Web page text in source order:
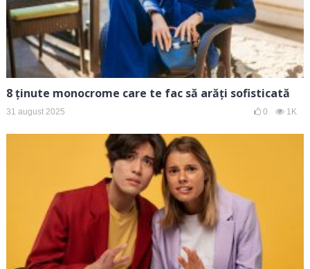
8 ținute monocrome care te fac să arăți sofisticată
31 august 2025 0 1K